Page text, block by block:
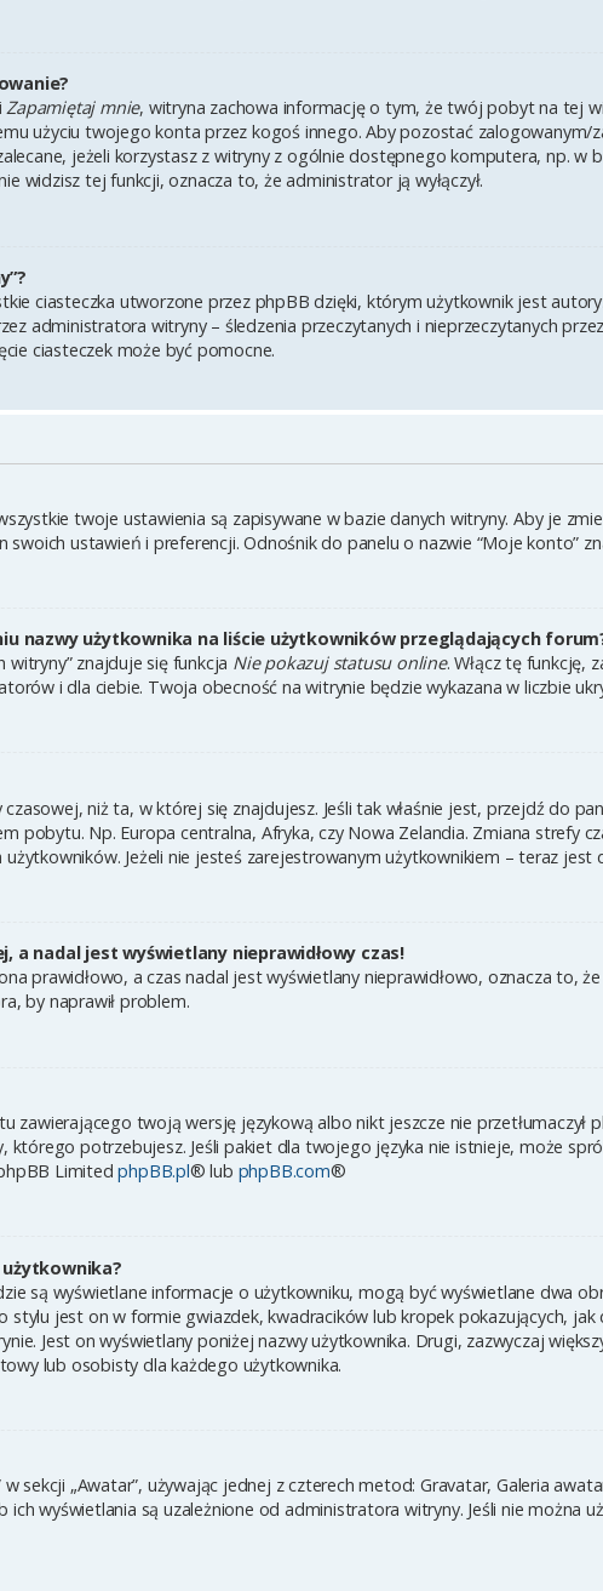
Zapamiętaj mnie, witryna zachowa informację o tym, że twój pobyt na tej
użyciu twojego konta przez kogoś innego. Aby pozostać zalogowanym/
jeżeli korzystasz z witryny z ogólnie dostępnego komputera, np. w
widzisz tej funkcji, oznacza to, że administrator ją wyłączył.
ciasteczka utworzone przez phpBB dzięki, którym użytkownik jest
administratora witryny – śledzenia przeczytanych i nieprzeczytanych
ciasteczek może być pomocne.
twoje ustawienia są zapisywane w bazie danych witryny. Aby je
ustawień i preferencji. Odnośnik do panelu o nazwie “Moje konto”
nazwy użytkownika na liście użytkowników przeglądających
witryny” znajduje się funkcja Nie pokazuj statusu online. Włącz tę funkcję,
i dla ciebie. Twoja obecność na witrynie będzie wykazana w liczbie
niż ta, w której się znajdujesz. Jeśli tak właśnie jest, przejdź do
pobytu. Np. Europa centralna, Afryka, czy Nowa Zelandia. Zmiana strefy
Jeżeli nie jesteś zarejestrowanym użytkownikiem – teraz
a nadal jest wyświetlany nieprawidłowy czas!
prawidłowo, a czas nadal jest wyświetlany nieprawidłowo, oznacza to,
by naprawił problem.
zawierającego twoją wersję językową albo nikt jeszcze nie
którego potrzebujesz. Jeśli pakiet dla twojego języka nie istnieje, może
LimitedphpBB.pl® lub phpBB.com®
są wyświetlane informacje o użytkowniku, mogą być wyświetlane dwa
stylu jest on w formie gwiazdek, kwadracików lub kropek pokazujących,
Jest on wyświetlany poniżej nazwy użytkownika. Drugi, zazwyczaj
lub osobisty dla każdego użytkownika.
sekcji „Awatar”, używając jednej z czterech metod: Gravatar, Galeria
wyświetlania są uzależnione od administratora witryny. Jeśli nie można